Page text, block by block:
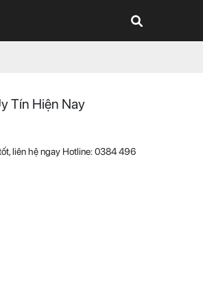
Tín Hiện Nay
liên hệ ngay Hotline: 0384 496